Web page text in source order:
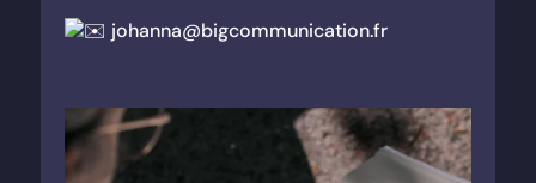
​ johanna@bigcommunication.fr